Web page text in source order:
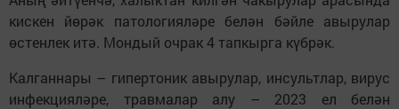
кискен йөрәк патологияләре белән бәйле авырулар
өстенлек итә. Мондый очрак 4 тапкырга күбрәк.
Калганнары – гипертоник авырулар, инсультлар, вирус
инфекцияләре, травмалар алу – 2023 ел белән